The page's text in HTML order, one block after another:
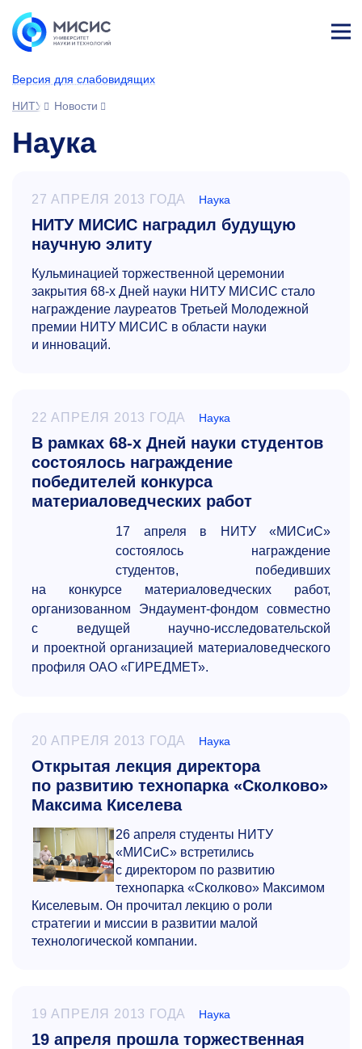
Версия для слабовидящих
НИТУ МИСИС
Новости
Наука
27 АПРЕЛЯ 2013 ГОДА Наука
НИТУ МИСИС наградил будущую
научную элиту
Кульминацией торжественной церемонии
закрытия 68-х Дней науки НИТУ МИСИС стало
награждение лауреатов Третьей Молодежной
премии НИТУ МИСИС в области науки
и инноваций.
22 АПРЕЛЯ 2013 ГОДА Наука
В рамках 68-х Дней науки студентов
состоялось награждение
победителей конкурса
материаловедческих работ
17 апреля в НИТУ «МИСиС»
состоялось награждение
студентов, победивших
на конкурсе материаловедческих работ,
организованном Эндаумент-фондом совместно
с ведущей научно-исследовательской
и проектной организацией материаловедческого
профиля ОАО «ГИРЕДМЕТ».
20 АПРЕЛЯ 2013 ГОДА Наука
Открытая лекция директора
по развитию технопарка «Сколково»
Максима Киселева
26 апреля студенты НИТУ
«МИСиС» встретились
с директором по развитию
технопарка «Сколково» Максимом
Киселевым. Он прочитал лекцию о роли
стратегии и миссии в развитии малой
технологической компании.
19 АПРЕЛЯ 2013 ГОДА Наука
19 апреля прошла торжественная